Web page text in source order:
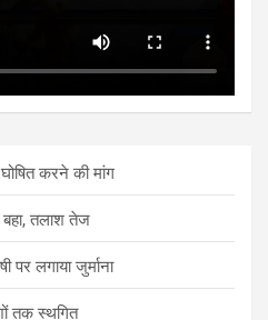
करने की मांग
बहा, तलाश तेज
लगाया जुर्माना
तक स्थगित